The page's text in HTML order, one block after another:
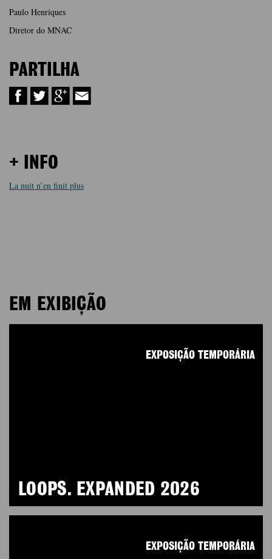
Paulo Henriques
Diretor do MNAC
PARTILHA
+ INFO
La nuit n’en finit plus
EM EXIBIÇÃO
LOOPS. EXPANDED 2026
EXPOSIÇÃO TEMPORÁRIA
EXPOSIÇÃO TEMPORÁRIA